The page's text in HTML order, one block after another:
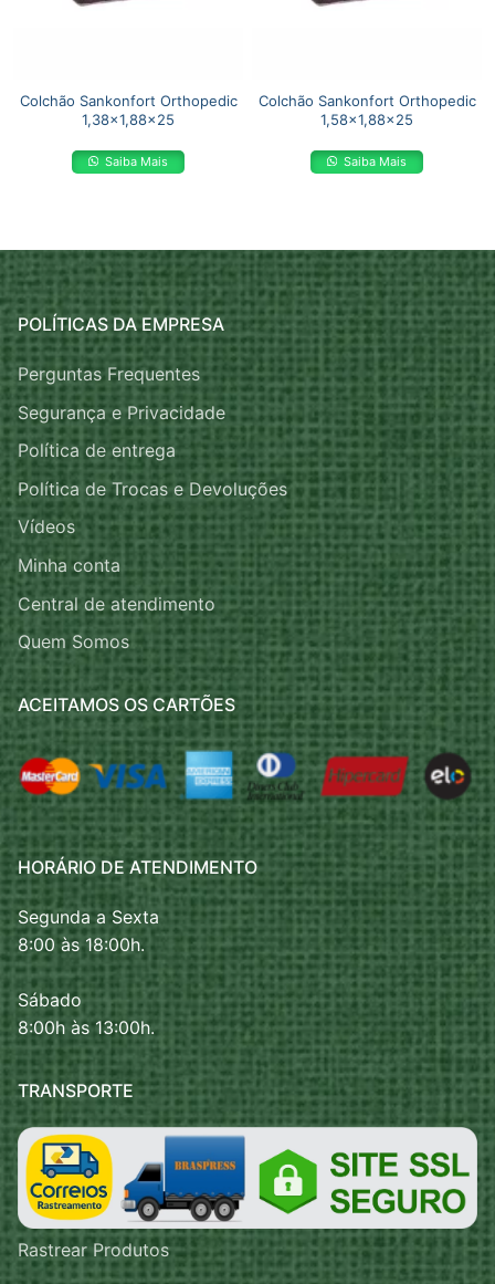
Colchão Sankonfort Orthopedic
1,38×1,88×25
Saiba Mais
Colchão Sankonfort Orthopedic
1,58×1,88×25
Saiba Mais
POLÍTICAS DA EMPRESA
Perguntas Frequentes
Segurança e Privacidade
Política de entrega
Política de Trocas e Devoluções
Vídeos
Minha conta
Central de atendimento
Quem Somos
ACEITAMOS OS CARTÕES
HORÁRIO DE ATENDIMENTO
Segunda a Sexta
8:00 às 18:00h.
Sábado
8:00h às 13:00h.
TRANSPORTE
Rastrear Produtos